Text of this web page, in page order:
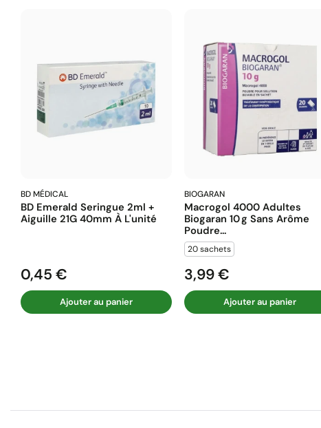
BD MÉDICAL
BD Emerald Seringue 2ml +
Aiguille 21G 40mm À L'unité
Prix
0,45 €
Ajouter au panier
BIOGARAN
Macrogol 4000 Adultes
Biogaran 10 G Sans Arôme
Poudre...
20 sachets
Prix
3,99 €
Ajouter au panier